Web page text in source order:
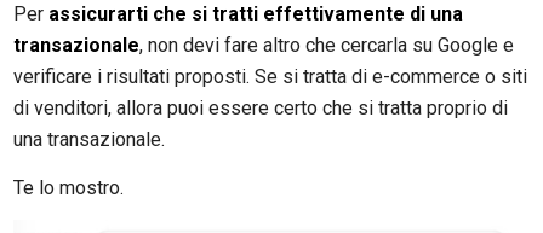
Per assicurarti che si tratti effettivamente di una
transazionale, non devi fare altro che cercarla su Google e
verificare i risultati proposti. Se si tratta di e-commerce o siti
di venditori, allora puoi essere certo che si tratta proprio di
una transazionale.
Te lo mostro.